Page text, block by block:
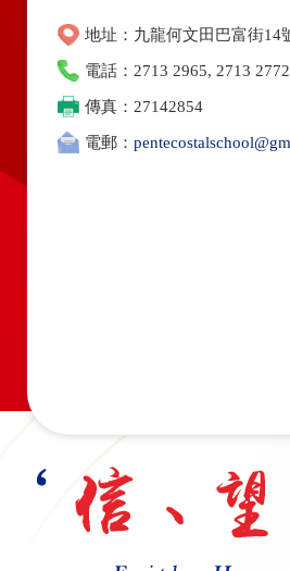
地址：九龍何文田巴富街14
電話：2713 2965, 2713 2772
傳真：27142854
電郵：